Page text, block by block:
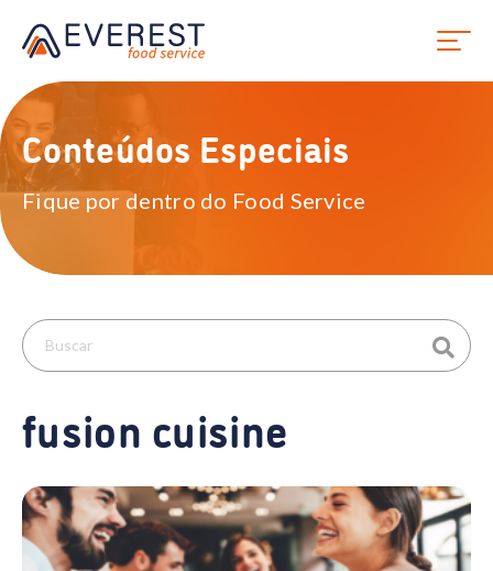
Conteúdos Especiais
Fique por dentro do Food Service
fusion cuisine